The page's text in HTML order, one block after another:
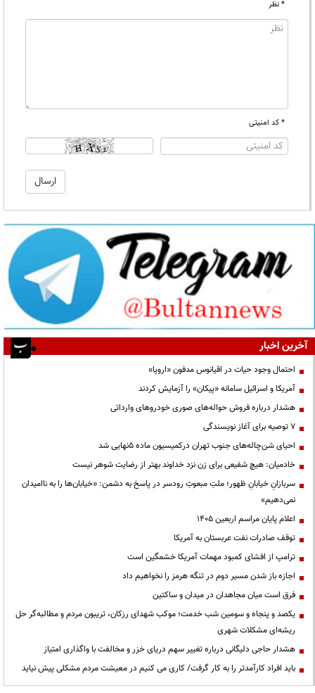
* نظر
* کد امنیتی
آخرین اخبار
احتمال وجود حیات در اقیانوس مدفون «اروپا»
آمریکا و اسرائیل سامانه «پیکان» را آزمایش کردند
هشدار درباره فروش حواله‌های صوری خودروهای وارداتی
۷ توصیه برای آغاز نویسندگی
احیای شن‌چاله‌های جنوب تهران درکمیسیون ماده ۵نهایی شد
خادمیان: هیچ شفیعی برای زن نزد خداوند بهتر از رضایت شوهر نیست
سربازانِ خیابانِ ظهور؛ ملتِ مبعوثِ رودسر در پاسخ به دشمن: «خیابان‌ها را به ناامیدان
نمی‌دهیم»
اعلام پایان مراسم اربعین ۱۴۰۵
توقف صادرات نفت عربستان به آمریکا
ترامپ از افشای کمبود مهمات آمریکا خشمگین است
اجازه باز شدن مسیر دوم در تنگه هرمز را نخواهیم داد
فرق است میان مجاهدان در میدان و ساکتین
یکصد و پنجاه و سومین شب خدمت؛ موکب شهدای رزکان، تریبون مردم و مطالبه‌گر حل
ریشه‌ای مشکلات شهری
هشدار حاجی دلیگانی درباره تغییر سهم دریای خزر و مخالفت با واگذاری امتیاز
باید افراد کارآمدتر را به کار گرفت/ کاری می کنیم در معیشت مردم مشکلی پیش نیاید